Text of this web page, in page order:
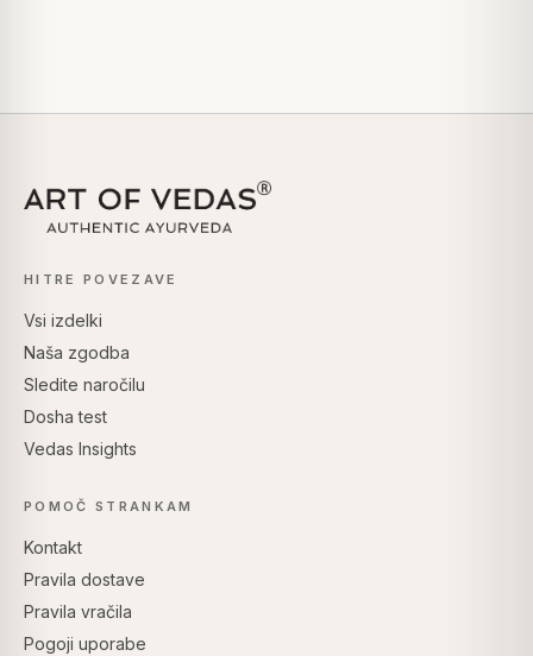
HITRE POVEZAVE
Vsi izdelki
Naša zgodba
Sledite naročilu
Dosha test
Vedas Insights
POMOČ STRANKAM
Kontakt
Pravila dostave
Pravila vračila
Pogoji uporabe